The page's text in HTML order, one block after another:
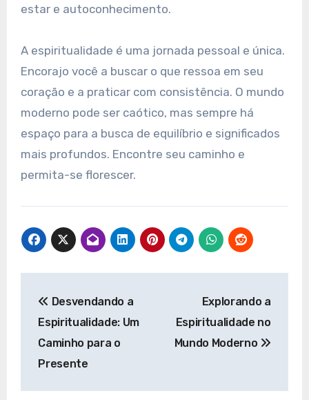
estar e autoconhecimento.
A espiritualidade é uma jornada pessoal e única.
Encorajo você a buscar o que ressoa em seu
coração e a praticar com consistência. O mundo
moderno pode ser caótico, mas sempre há
espaço para a busca de equilíbrio e significados
mais profundos. Encontre seu caminho e
permita-se florescer.
de
Post
Desvendando a
Espiritualidade: Um
Caminho para o
Presente
Explorando a
Espiritualidade no
Mundo Moderno